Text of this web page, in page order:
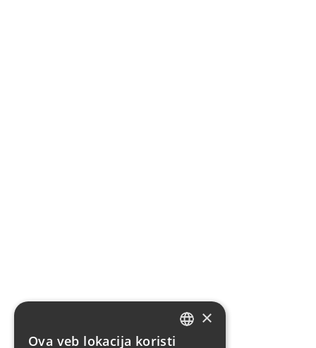
×
Ova veb lokacija koristi